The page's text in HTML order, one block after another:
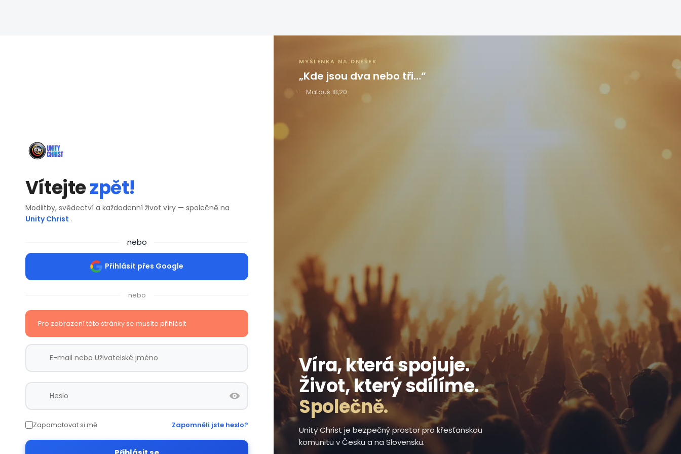
Vítejtezpět!
Modlitby, svědectví a každodenní život víry — společně na
Unity Christ .
nebo
Přihlásit přes Google
nebo
Pro zobrazení této stránky se musíte přihlásit
Zapamatovat si mě Zapomněli jste heslo?
Víra, která spojuje.
Život, který sdílíme.
Společně.
Unity Christ je bezpečný prostor pro křesťanskou
komunitu v Česku a na Slovensku.
MYŠLENKA NA DNEŠEK
„Kde jsou dva nebo tři…“
Matouš 18,20